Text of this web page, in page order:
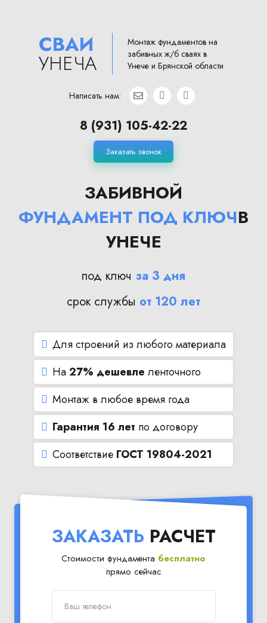
СВАИ
УНЕЧА
Монтаж фундаментов на
забивных ж/б сваях в
Унече и Брянской области
Написать нам:
8 (931) 105-42-22
Заказать звонок
ЗАБИВНОЙ
ФУНДАМЕНТ ПОД КЛЮЧВ
УНЕЧЕ
под ключ за 3 дня
срок службы от 120 лет
Для строений из любого материала
На27% дешевле ленточного
Монтаж в любое время года
Гарантия 16 лет по договору
Соответствие ГОСТ 19804-2021
ЗАКАЗАТЬ РАСЧЕТ
Стоимости фундамента бесплатно
прямо сейчас